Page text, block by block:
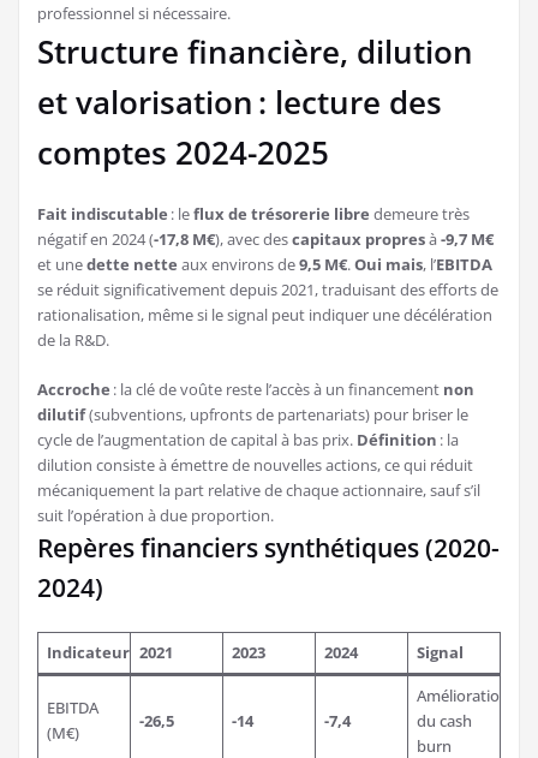
professionnel si nécessaire.
Structure financière, dilution
et valorisation : lecture des
comptes 2024-2025
Fait indiscutable : leflux de trésorerie libre demeure très
négatif en 2024 (-17,8 M€), avec descapitaux propresà-9,7 M€
et unedette nette aux environs de9,5 M€.Oui mais, l’EBITDA
se réduit significativement depuis 2021, traduisant des efforts de
rationalisation, même si le signal peut indiquer une décélération
de la R&D.
Accroche : la clé de voûte reste l’accès à un financement non
dilutif(subventions, upfronts de partenariats) pour briser le
cycle de l’augmentation de capital à bas prix. Définition : la
dilution consiste à émettre de nouvelles actions, ce qui réduit
mécaniquement la part relative de chaque actionnaire, sauf s’il
suit l’opération à due proportion.
Repères financiers synthétiques (2020-
2024)
Indicateur 2021 2023 2024 Signal
EBITDA
(M€)
-26,5 -14 -7,4
Amélioration
du cash
burn